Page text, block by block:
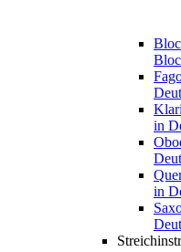
in
in